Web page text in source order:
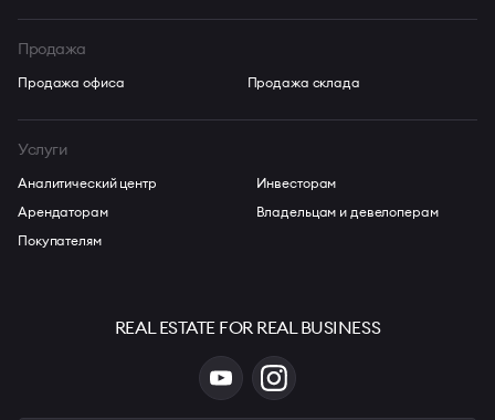
Продажа
Продажа офиса Продажа склада
Услуги
Аналитический центр
Арендаторам
Покупателям
Инвесторам
Владельцам и девелоперам
REAL ESTATE FOR REAL BUSINESS